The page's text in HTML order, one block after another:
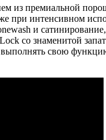
из премиальной
при интенсивном
и
со знаменитой
выполнять свою